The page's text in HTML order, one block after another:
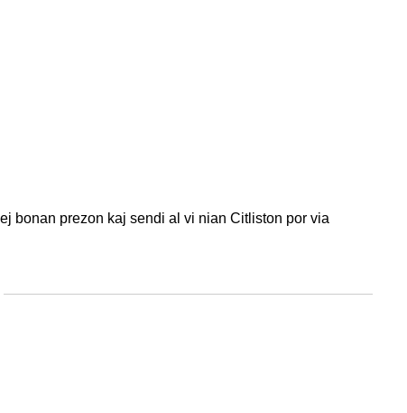
bonan prezon kaj sendi al vi nian Citliston por via